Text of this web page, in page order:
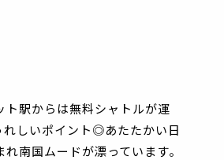
駅からは無料シャトルが運
れしいポイント◎あたたかい日
南国ムードが漂っています。